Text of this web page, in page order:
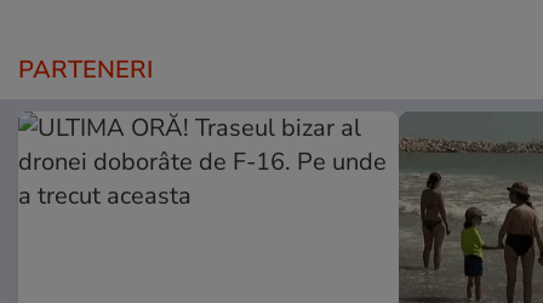
PARTENERI